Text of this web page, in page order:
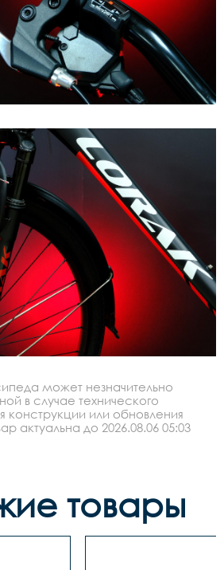
может незначительно
в случае технического
конструкции или обновления
актуальна до 2026.08.06 05:03
товары